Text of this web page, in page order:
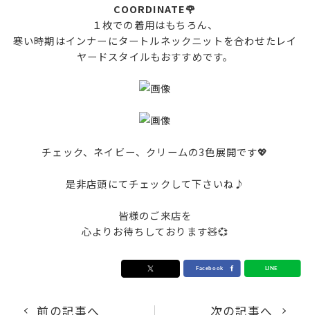
COORDINATE🌹
１枚での着用はもちろん、
寒い時期はインナーにタートルネックニットを合わせたレイ
ヤードスタイルもおすすめです。
チェック、ネイビー、クリームの3色展開です💖
是非店頭にてチェックして下さいね♪
皆様のご来店を
心よりお待ちしております🧸💞
前の記事へ 次の記事へ